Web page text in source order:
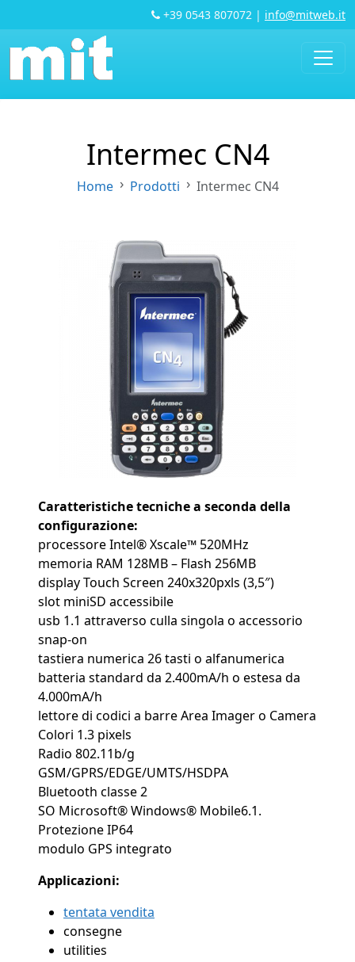
+39 0543 807072 | info@mitweb.it
Intermec CN4
Home Prodotti Intermec CN4
Caratteristiche tecniche a seconda della
configurazione:
processore Intel® Xscale™ 520MHz
memoria RAM 128MB – Flash 256MB
display Touch Screen 240x320pxls (3,5″)
slot miniSD accessibile
usb 1.1 attraverso culla singola o accessorio
snap-on
tastiera numerica 26 tasti o alfanumerica
batteria standard da 2.400mA/h o estesa da
4.000mA/h
lettore di codici a barre Area Imager o Camera
Colori 1.3 pixels
Radio 802.11b/g
GSM/GPRS/EDGE/UMTS/HSDPA
Bluetooth classe 2
SO Microsoft® Windows® Mobile6.1.
Protezione IP64
modulo GPS integrato
Applicazioni:
tentata vendita
consegne
utilities